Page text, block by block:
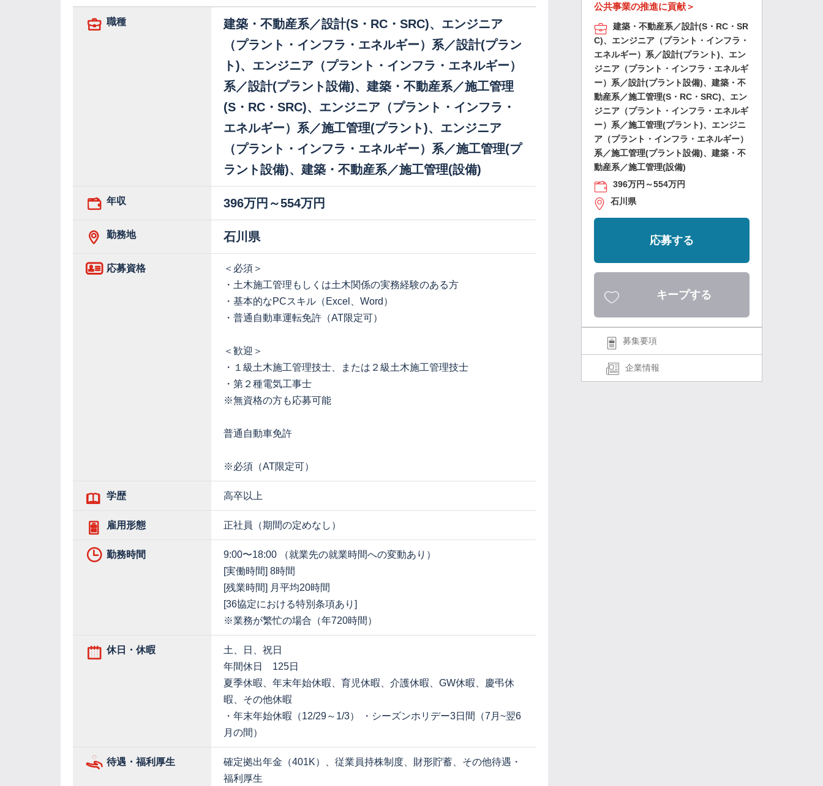
職種
建築・不動産系／設計(S・RC・SRC)、エンジニア
（プラント・インフラ・エネルギー）系／設計(プラン
ト)、エンジニア（プラント・インフラ・エネルギー）
系／設計(プラント設備)、建築・不動産系／施工管理
(S・RC・SRC)、エンジニア（プラント・インフラ・
エネルギー）系／施工管理(プラント)、エンジニア
（プラント・インフラ・エネルギー）系／施工管理(プ
ラント設備)、建築・不動産系／施工管理(設備)
年収 396万円～554万円
勤務地 石川県
応募資格
＜必須＞
・土木施工管理もしくは土木関係の実務経験のある方
・基本的なPCスキル（Excel、Word）
・普通自動車運転免許（AT限定可）
＜歓迎＞
・１級土木施工管理技士、または２級土木施工管理技士
・第２種電気工事士
※無資格の方も応募可能
普通自動車免許
※必須（AT限定可）
学歴 高卒以上
雇用形態 正社員（期間の定めなし）
勤務時間
9:00〜18:00 （就業先の就業時間への変動あり）
[実働時間] 8時間
[残業時間] 月平均20時間
[36協定における特別条項あり]
※業務が繁忙の場合（年720時間）
休日・休暇
土、日、祝日
年間休日 125日
夏季休暇、年末年始休暇、育児休暇、介護休暇、GW休暇、慶弔休
暇、その他休暇
・年末年始休暇（12/29～1/3） ・シーズンホリデー3日間（7月~翌6
月の間）
待遇・福利厚生
確定拠出年金（401K）、従業員持株制度、財形貯蓄、その他待遇・
福利厚生
公共事業の推進に貢献＞
建築・不動産系／設計(S・RC・SR
C)、エンジニア（プラント・インフラ・
エネルギー）系／設計(プラント)、エン
ジニア（プラント・インフラ・エネルギ
ー）系／設計(プラント設備)、建築・不
動産系／施工管理(S・RC・SRC)、エン
ジニア（プラント・インフラ・エネルギ
ー）系／施工管理(プラント)、エンジニ
ア（プラント・インフラ・エネルギー）
系／施工管理(プラント設備)、建築・不
動産系／施工管理(設備)
396万円～554万円
石川県
応募する
キープする
募集要項
企業情報